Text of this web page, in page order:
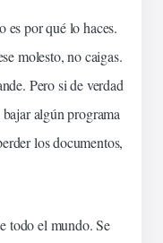
es por qué lo haces.
molesto, no caigas.
Pero si de verdad
algún programa
los documentos,
todo el mundo. Se